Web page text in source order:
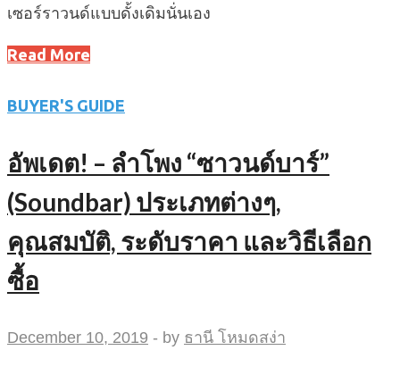
เซอร์ราวนด์แบบดั้งเดิมนั่นเอง
Read More
BUYER'S GUIDE
อัพเดต! – ลำโพง “ซาวนด์บาร์”
(Soundbar) ประเภทต่างๆ,
คุณสมบัติ, ระดับราคา และวิธีเลือก
ซื้อ
December 10, 2019 - by ธานี โหมดสง่า